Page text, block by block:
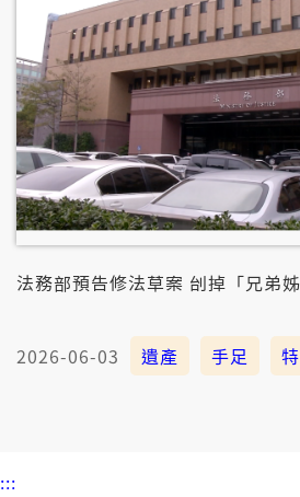
法務部預告修法草案 刣掉「兄弟姊
2026-06-03 遺產 手足
:::